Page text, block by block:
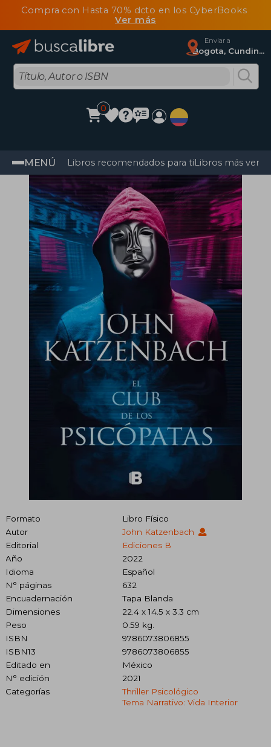
Compra con Hasta 70% dcto en los CyberBooks
Ver más
Enviar a
Bogota, Cundinamarca
0
MENÚ Libros recomendados para tiLibros más
Formato
Libro Físico
Autor
John Katzenbach
Editorial
Ediciones B
Año
2022
Idioma
Español
N° páginas
632
Encuadernación
Tapa Blanda
Dimensiones
22.4 x 14.5 x 3.3 cm
Peso
0.59 kg.
ISBN
9786073806855
ISBN13
9786073806855
Editado en
México
N° edición
2021
Categorías
Thriller Psicológico
Tema Narrativo: Vida Interior